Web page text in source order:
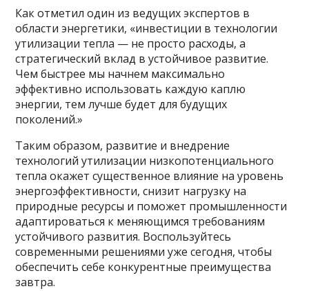
Как отметил один из ведущих экспертов в
области энергетики, «инвестиции в технологии
утилизации тепла — не просто расходы, а
стратегический вклад в устойчивое развитие.
Чем быстрее мы начнем максимально
эффективно использовать каждую каплю
энергии, тем лучше будет для будущих
поколений.»
Таким образом, развитие и внедрение
технологий утилизации низкопотенциального
тепла окажет существенное влияние на уровень
энергоэффективности, снизит нагрузку на
природные ресурсы и поможет промышленности
адаптироваться к меняющимся требованиям
устойчивого развития. Воспользуйтесь
современными решениями уже сегодня, чтобы
обеспечить себе конкурентные преимущества
завтра.